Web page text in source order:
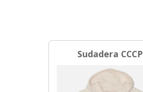
Sudadera CCCP